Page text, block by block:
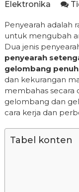
Elektronika
Penyearah adalah
untuk mengubah
Dua jenis
penyearah
gelombang penuh
dan kekurangan
membahas secara
gelombang dan
cara kerja dan
Tabel konten